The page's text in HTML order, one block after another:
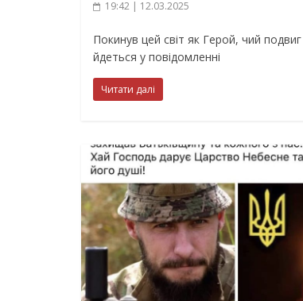
19:42 | 12.03.2025
Покинув цей світ як Герой, чий
йдеться у повідомленні
Читати далі